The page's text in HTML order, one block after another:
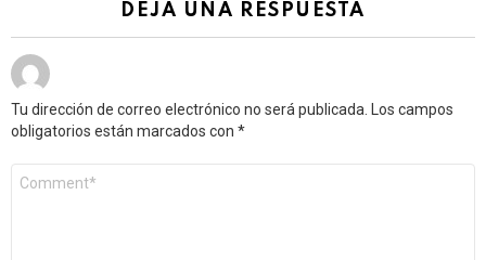
DEJA UNA RESPUESTA
Tu dirección de correo electrónico no será publicada.
Los campos
obligatorios están marcados con *